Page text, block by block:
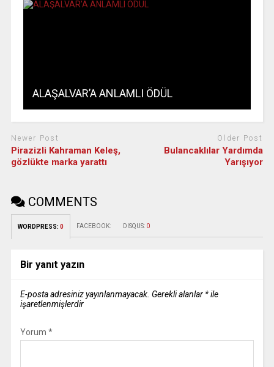
ALAŞALVAR’A ANLAMLI ÖDÜL
Newer Post
Pirazizli Kahraman Keleş,
gözlükte marka yarattı
Older Post
Bulancaklılar Yardımda
Yarışıyor
COMMENTS
WORDPRESS: 0 FACEBOOK: DISQUS: 0
Bir yanıt yazın
E-posta adresiniz yayınlanmayacak. Gerekli alanlar *ile
işaretlenmişlerdir
Yorum *